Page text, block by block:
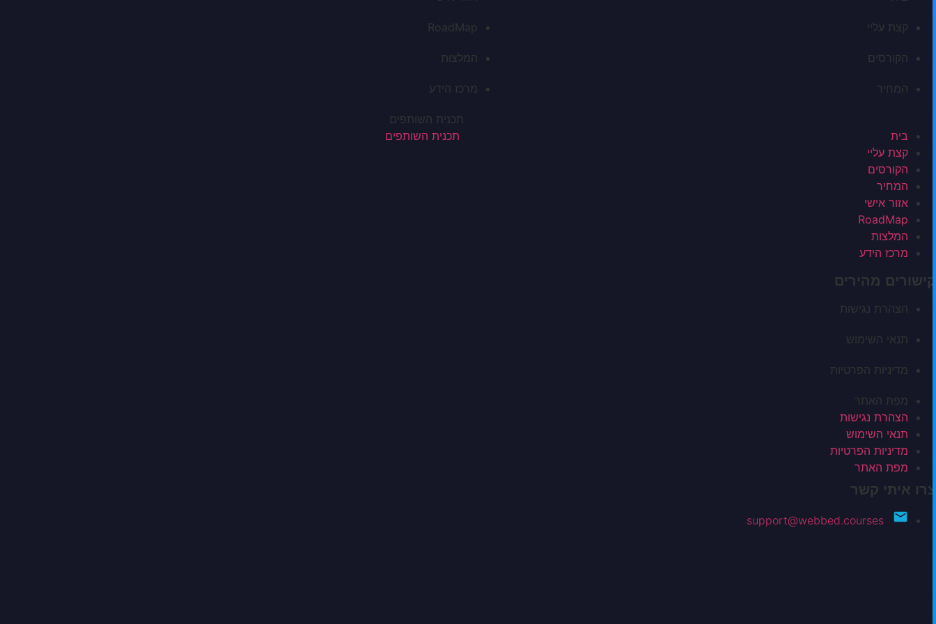
קצת עליי
הקורסים
המחיר
RoadMap
המלצות
מרכז הידע
תכנית השותפים
בית
קצת עליי
הקורסים
המחיר
אזור אישי
RoadMap
המלצות
מרכז הידע
תכנית השותפים
קישורים מהירים
הצהרת נגישות
תנאי השימוש
מדיניות הפרטיות
מפת האתר
הצהרת נגישות
תנאי השימוש
מדיניות הפרטיות
מפת האתר
צרו איתי קשר
support@webbed.courses